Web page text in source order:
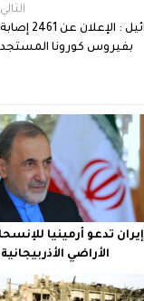
التالي
إسرائيل : الإعلان عن 2461 إصابة
بفيروس كورونا المستجد
إيران تدعو أرمينيا
الأراضي الأذربيجانية